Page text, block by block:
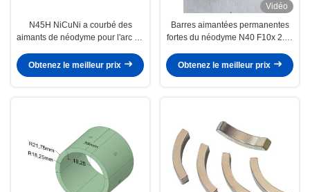
N45H NiCuNi a courbé des
aimants de néodyme pour l'arc de
58X9.95X3mm
Obtenez le meilleur prix
Vidéo
Barres aimantées permanentes
fortes du néodyme N40 F10x 2.5x
moteur
Obtenez le meilleur prix